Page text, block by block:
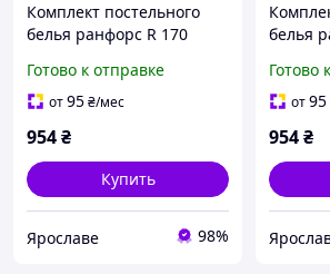
Комплект постельного
белья ранфорс R 170
производителя Ярослав
Готово к отправке
от95₴/мес
954₴
Купить
Ярославе 98%
белья
Готово
от95
954₴